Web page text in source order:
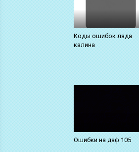
Коды ошибок лада
калина
Ошибки на даф 105